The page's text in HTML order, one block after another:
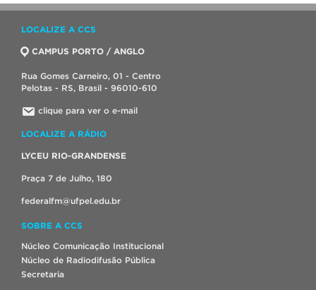
LOCALIZE A CCS
CAMPUS PORTO / ANGLO
Rua Gomes Carneiro, 01 - Centro
Pelotas - RS, Brasil - 96010-610
clique para ver o e-mail
LOCALIZE A RÁDIO
LYCEU RIO-GRANDENSE
Praça 7 de Julho, 180
federalfm@ufpel.edu.br
SOBRE A CCS
Núcleo Comunicação Institucional
Núcleo de Radiodifusão Pública
Secretaria